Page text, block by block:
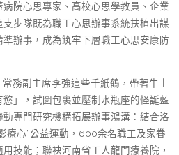
院心思專家、高校心思學教員、企業
支步隊既為職工心思辦事系統扶植出謀
辦事，成為筑牢下層職工心思安康防
務副主席李強這些千紙鶴，帶著牛土
」，試圖包裹並壓制水瓶座的怪誕藍
專門研究機構拓展辦事鴻溝：結合洛
療心”公益運動，600余名職工及家眷
技能；聯袂河南省工人龍門療養院，